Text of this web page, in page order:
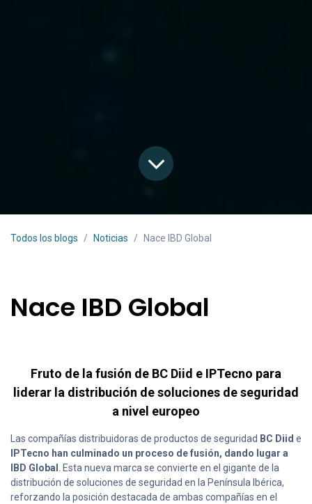
Todos los blogs Noticias Nace IBD Global
Nace IBD Global
Fruto de la fusión de BC Diid e IPTecno para
liderar la distribución de soluciones de seguridad
a nivel europeo
Las compañías distribuidoras de productos de seguridad BC Diid e
IPTecno han culminado un proceso de fusión, dando lugar a
IBD Global . Esta nueva marca se convierte en el gigante de la
distribución de soluciones de seguridad en la Península Ibérica,
reforzando la posición destacada de ambas compañías en el